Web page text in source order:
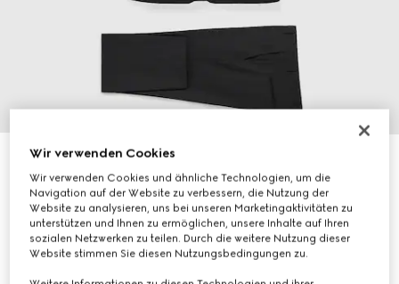
Anzug aus Wolle
€ 2.900
Variantenschwarz
Wir verwenden Cookies
Wir verwenden Cookies und ähnliche Technologien, um die
Navigation auf der Website zu verbessern, die Nutzung der
Website zu analysieren, uns bei unseren Marketingaktivitäten zu
unterstützen und Ihnen zu ermöglichen, unsere Inhalte auf Ihren
sozialen Netzwerken zu teilen. Durch die weitere Nutzung dieser
Website stimmen Sie diesen Nutzungsbedingungen zu.